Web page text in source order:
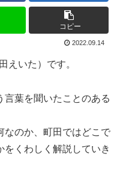
コピー
2022.09.14
えいた）です。
言葉を聞いたことのある
なのか、町田ではどこで
をくわしく解説していき